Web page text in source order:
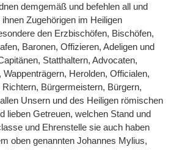
demgemäß und befehlen all und
Zugehörigen im Heiligen
den Erzbischöfen, Bischöfen,
Baronen, Offizieren, Adeligen und
Statthaltern, Advocaten,
Herolden, Officialen,
Bürgermeistern, Bürgern,
Unsern und des Heiligen römischen
lieben Getreuen, welchen Stand und
und Ehrenstelle sie auch haben
oben genannten Johannes Mylius,